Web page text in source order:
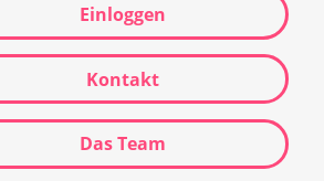
Einloggen
Kontakt
Das Team